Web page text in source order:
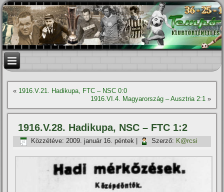
« 1916.V.21. Hadikupa, FTC – NSC 0:0
1916.VI.4. Magyarország – Ausztria 2:1»
1916.V.28. Hadikupa, NSC – FTC 1:2
Közzétéve: 2009. január 16. péntek Szerző: K@rcsi